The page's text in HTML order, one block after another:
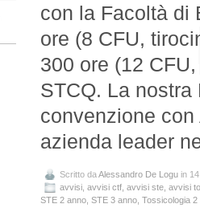
con la Facoltà di
ore (8 CFU,
300 ore (12
STCQ. La
convenzione
azienda leader
Scritto daAlessandro De Logu in
avvisi avvisi ctf avvisi ste avvisi
STE 2 anno STE 3 anno Tossicologia 2